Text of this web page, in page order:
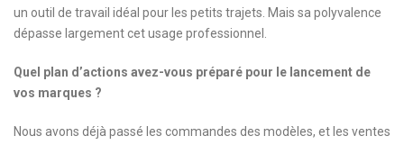
un outil de travail idéal pour les petits trajets. Mais sa polyvalence
dépasse largement cet usage professionnel.
Quel plan d’actions avez-vous préparé pour le lancement de
vos marques ?
Nous avons déjà passé les commandes des modèles, et les ventes